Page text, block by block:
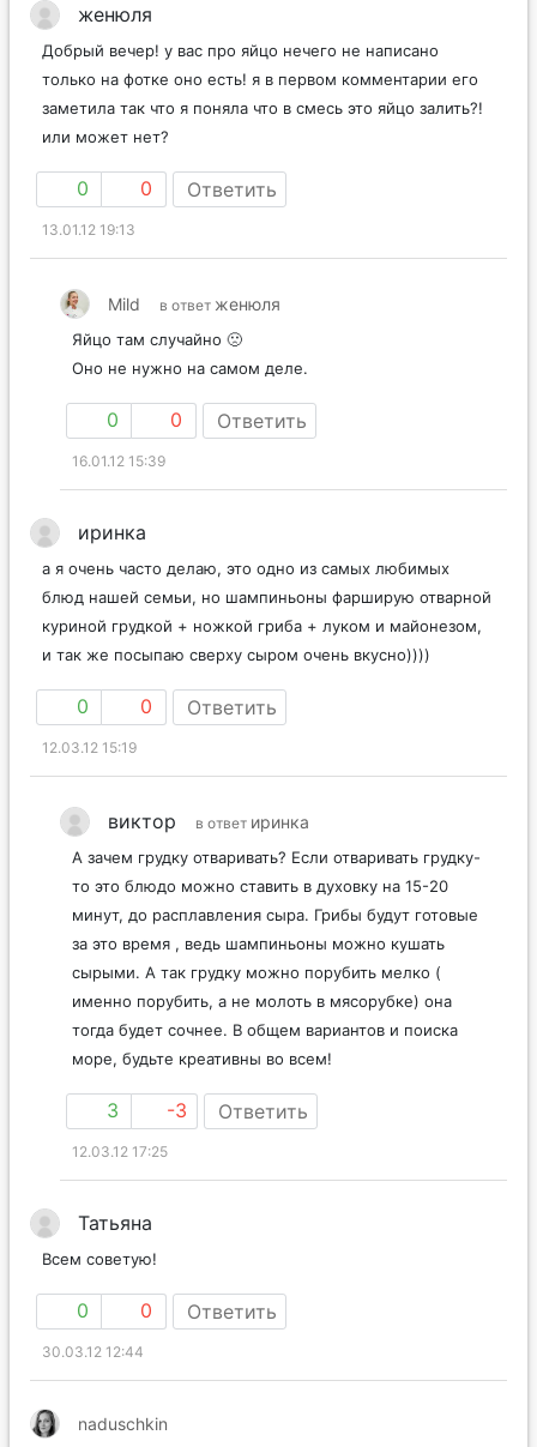
женюля
Добрый вечер! у вас про яйцо нечего не написано
только на фотке оно есть! я в первом комментарии его
заметила так что я поняла что в смесь это яйцо залить?!
или может нет?
0 0 Ответить
13.01.12 19:13
Mild в ответ женюля
Яйцо там случайно 🙁
Оно не нужно на самом деле.
0 0 Ответить
16.01.12 15:39
иринка
а я очень часто делаю, это одно из самых любимых
блюд нашей семьи, но шампиньоны фарширую отварной
куриной грудкой + ножкой гриба + луком и майонезом,
и так же посыпаю сверху сыром очень вкусно))))
0 0 Ответить
12.03.12 15:19
виктор в ответ иринка
А зачем грудку отваривать? Если отваривать грудку-
то это блюдо можно ставить в духовку на 15-20
минут, до расплавления сыра. Грибы будут готовые
за это время , ведь шампиньоны можно кушать
сырыми. А так грудку можно порубить мелко (
именно порубить, а не молоть в мясорубке) она
тогда будет сочнее. В общем вариантов и поиска
море, будьте креативны во всем!
3 -3 Ответить
12.03.12 17:25
Татьяна
Всем советую!
0 0 Ответить
30.03.12 12:44
naduschkin